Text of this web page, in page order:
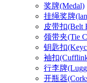
奖牌(Medal)
挂绳奖牌
皮带扣(Belt
领带夹(Tie
钥匙扣
袖扣
行李牌
开瓶器